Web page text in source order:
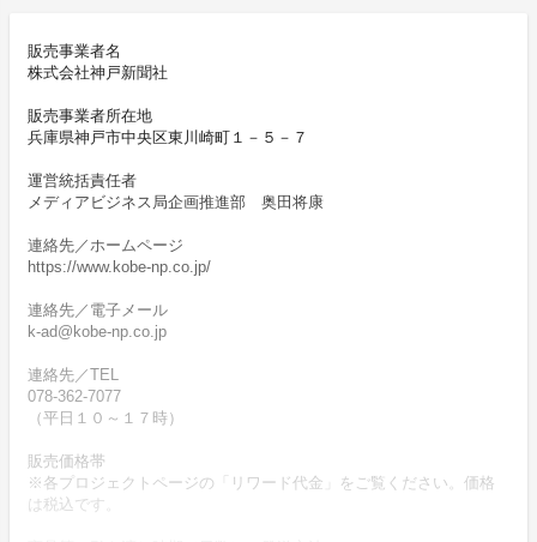
販売事業者名
株式会社神戸新聞社
販売事業者所在地
兵庫県神戸市中央区東川崎町１－５－７
運営統括責任者
メディアビジネス局企画推進部 奥田将康
連絡先／ホームページ
https://www.kobe-np.co.jp/
連絡先／電子メール
k-ad@kobe-np.co.jp
連絡先／TEL
078-362-7077
（平日１０～１７時）
販売価格帯
※各プロジェクトページの「リワード代金」をご覧ください。価格
は税込です。